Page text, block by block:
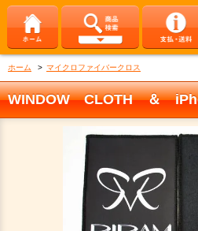
ホーム > マイクロファイバークロス
WINDOW CLOTH ＆